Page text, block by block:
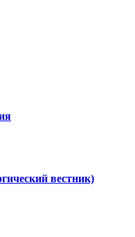
вестник)